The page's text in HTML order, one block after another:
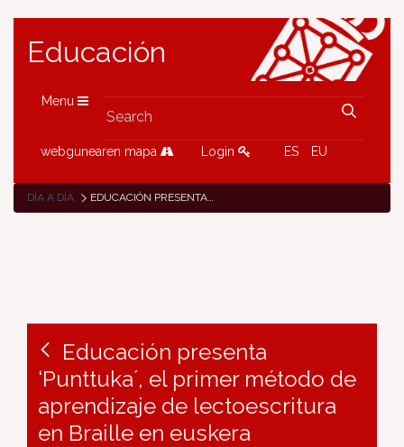
Educación
Menu
webgunearen mapa Login ES EU
DÍA A DÍA EDUCACIÓN PRESENTA ‘PUNTTUKA´, EL PRIMER MÉTODO DE APRENDIZAJE DE LECTOESCRITURA EN BRAILLE EN EUSKERA
Educación presenta
‘Punttuka´, el primer método de
aprendizaje de lectoescritura
en Braille en euskera